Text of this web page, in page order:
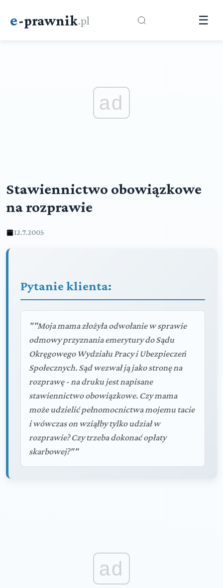
e-prawnik.pl ☰
ad
Stawiennictwo obowiązkowe
na rozprawie
12.7.2005
Pytanie klienta:
""Moja mama złożyła odwołanie w sprawie
odmowy przyznania emerytury do Sądu
Okręgowego Wydziału Pracy i Ubezpieczeń
Społecznych. Sąd wezwał ją jako stronę na
rozprawę - na druku jest napisane
stawiennictwo obowiązkowe. Czy mama
może udzielić pełnomocnictwa mojemu tacie
i wówczas on wziąłby tylko udział w
rozprawie? Czy trzeba dokonać opłaty
skarbowej?""
ad